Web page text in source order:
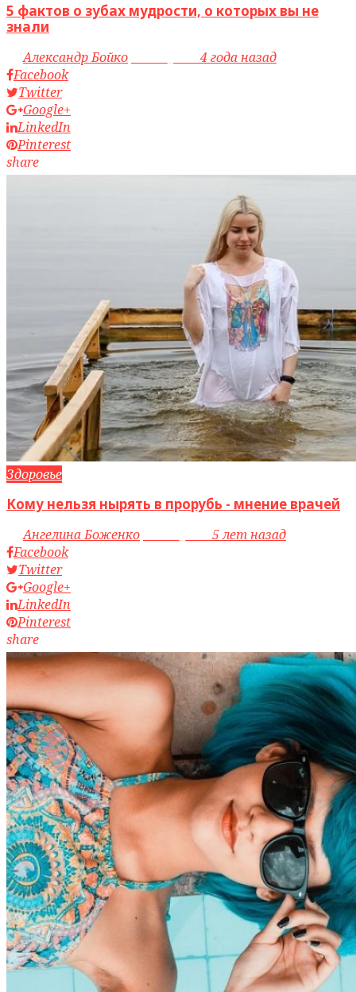
5 фактов о зубах мудрости, о которых вы не
знали
byАлександр Бойко
4 года назад
Facebook
Twitter
Google+
LinkedIn
Pinterest
share
Здоровье
Кому нельзя нырять в прорубь - мнение врачей
byАнгелина Боженко
5 лет назад
Facebook
Twitter
Google+
LinkedIn
Pinterest
share